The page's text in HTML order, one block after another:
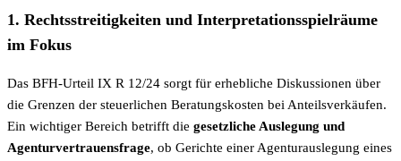
1. Rechtsstreitigkeiten und Interpretationsspielräume
im Fokus
Das BFH-Urteil IX R 12/24 sorgt für erhebliche Diskussionen über
die Grenzen der steuerlichen Beratungskosten bei Anteilsverkäufen.
Ein wichtiger Bereich betrifft die gesetzliche Auslegung und
Agenturvertrauensfrage, ob Gerichte einer Agenturauslegung eines